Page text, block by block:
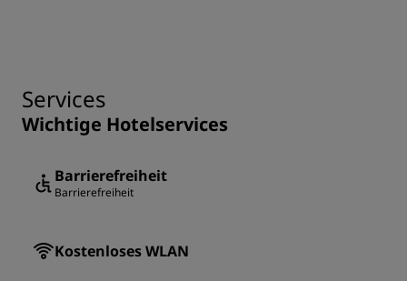
Services
Wichtige Hotelservices
Barrierefreiheit
Barrierefreiheit
Kostenloses WLAN